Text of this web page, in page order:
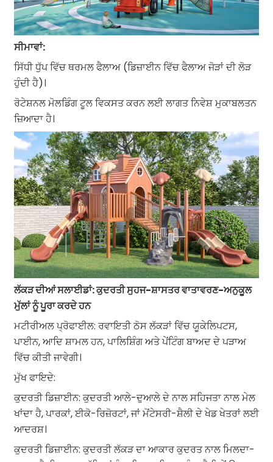
ਸੀਮਾਵਾਂ:
ਸਿੱਧੀ ਧੁੱਪ ਵਿੱਚ ਥਰਮਲ ਫੈਲਾਅ (ਡਿਜ਼ਾਈਨ ਵਿੱਚ ਫੈਲਾਅ ਜੋੜਾਂ ਦੀ ਲੋੜ
ਹੁੰਦੀ ਹੈ)।
ਰੋਟੇਸ਼ਨਲ ਮੋਲਡਿੰਗ ਟੂਲ ਵਿਕਸਤ ਕਰਨ ਲਈ ਲਾਗਤ ਨਿਵੇਸ਼ ਮੁਕਾਬਲਤਨ
ਜ਼ਿਆਦਾ ਹੈ।
ਲੱਕੜ ਦੀਆਂ ਸਲਾਈਡਾਂ: ਕੁਦਰਤੀ ਸੁਹਜ-ਸ਼ਾਸਤਰ ਵਾਤਾਵਰਣ-ਅਨੁਕੂਲ
ਮੁੱਲਾਂ ਨੂੰ ਪੂਰਾ ਕਰਦੇ ਹਨ
ਮਟੀਰੀਅਲ ਪ੍ਰੋਫਾਈਲ: ਰਵਾਇਤੀ ਠੋਸ ਲੱਕੜਾਂ ਵਿੱਚ ਯੂਕੇਲਿਪਟਸ,
ਪਾਈਨ, ਆਦਿ ਸ਼ਾਮਲ ਹਨ, ਪਾਲਿਸ਼ਿੰਗ ਅਤੇ ਪੇਂਟਿੰਗ ਬਾਅਦ ਦੇ ਪੜਾਅ
ਵਿੱਚ ਕੀਤੀ ਜਾਵੇਗੀ।
ਮੁੱਖ ਫਾਇਦੇ:
ਕੁਦਰਤੀ ਡਿਜ਼ਾਈਨ: ਕੁਦਰਤੀ ਆਲੇ-ਦੁਆਲੇ ਦੇ ਨਾਲ ਸਹਿਜਤਾ ਨਾਲ ਮੇਲ
ਖਾਂਦਾ ਹੈ, ਪਾਰਕਾਂ, ਈਕੋ-ਰਿਜ਼ੋਰਟਾਂ, ਜਾਂ ਮੋਂਟੇਸਰੀ-ਸ਼ੈਲੀ ਦੇ ਖੇਡ ਖੇਤਰਾਂ ਲਈ
ਆਦਰਸ਼।
ਕੁਦਰਤੀ ਡਿਜ਼ਾਈਨ: ਕੁਦਰਤੀ ਲੱਕੜ ਦਾ ਆਕਾਰ ਕੁਦਰਤ ਨਾਲ ਮਿਲਦਾ-